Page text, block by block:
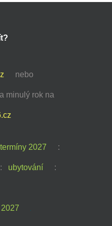
nebo
a minulý rok na
termíny 2027 :
: ubytování :